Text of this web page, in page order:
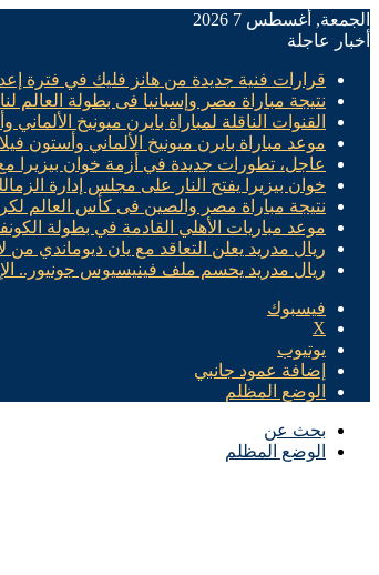
الجمعة, أغسطس 7 2026
أخبار عاجلة
قرارات فنية جديدة من هانز فليك في فترة
نتيجة مباراة مصر وإسبانيا فى بطولة العالم
القنوات الناقلة لمباراة بايرن ميونيخ
موعد مباراة بايرن ميونيخ الألماني وأستون
عاجل، تطورات جديدة في أزمة خوان بيزيرا
خوان بيزيرا يفتح النار على مجلس إدارة
نتيجة مباراة مصر والصين فى كأس العالم لكرة اليد تحت
موعد مباريات الأهلي القادمة في بطولة
ريال مدريد يعلن التعاقد مع يان ديوماندي من
ريال مدريد يحسم ملف فينيسيوس جونيور..
فيسبوك
X
يوتيوب
إضافة عمود جانبي
الوضع المظلم
بحث عن
الوضع المظلم